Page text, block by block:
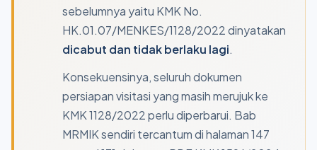
sebelumnya yaitu KMK No.
HK.01.07/MENKES/1128/2022 dinyatakan
dicabut dan tidak berlaku lagi.
Konsekuensinya, seluruh dokumen
persiapan visitasi yang masih merujuk ke
KMK 1128/2022 perlu diperbarui. Bab
MRMIK sendiri tercantum di halaman 147